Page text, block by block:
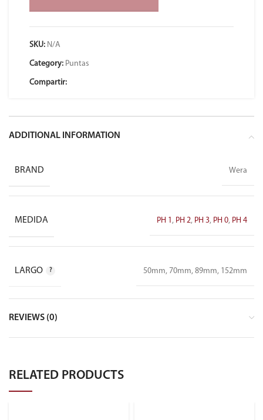
SKU: N/A
Category: Puntas
Compartir:
ADDITIONAL INFORMATION
BRAND Wera
MEDIDA PH 1, PH 2, PH 3, PH 0, PH 4
LARGO 50mm, 70mm, 89mm, 152mm
REVIEWS (0)
RELATED PRODUCTS